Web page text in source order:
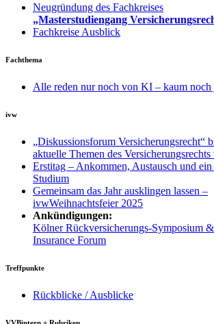
Neugründung des Fachkreises
„Masterstudiengang
Fachkreise Ausblick
Fachthema
Alle reden nur noch von KI – kaum
ivw
„Diskussionsforum Versicherungsrecht“
aktuelle Themen des
Erstitag – Ankommen, Austausch und
Studium
Gemeinsam das Jahr ausklingen lassen –
ivwWeihnachtsfeier 2025
Ankündigungen:
Kölner Rückversicherungs-Symposium
Insurance Forum
Treffpunkte
Rückblicke / Ausblicke